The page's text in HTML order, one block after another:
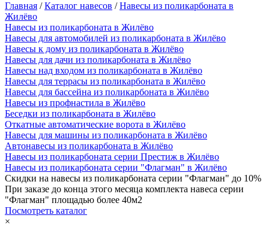
Главная / Каталог навесов / Навесы из поликарбоната в
Жилёво
Навесы из поликарбоната в Жилёво
Навесы для автомобилей из поликарбоната в Жилёво
Навесы к дому из поликарбоната в Жилёво
Навесы для дачи из поликарбоната в Жилёво
Навесы над входом из поликарбоната в Жилёво
Навесы для террасы из поликарбоната в Жилёво
Навесы для бассейна из поликарбоната в Жилёво
Навесы из профнастила в Жилёво
Беседки из поликарбоната в Жилёво
Откатные автоматические ворота в Жилёво
Навесы для машины из поликарбоната в Жилёво
Автонавесы из поликарбоната в Жилёво
Навесы из поликарбоната серии Престиж в Жилёво
Навесы из поликарбоната серии "Флагман" в Жилёво
Скидки на навесы из поликарбоната серии "Флагман" до 10%
При заказе до конца этого месяца комплекта навеса серии
"Флагман" площадью более 40м2
Посмотреть каталог
×